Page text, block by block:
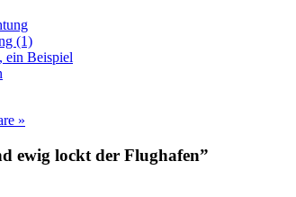
(1)
ein Beispiel
»
ewig lockt der Flughafen”